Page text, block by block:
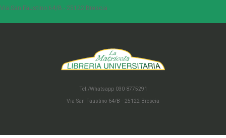
Via San Faustino 64/B - 25122 Brescia
Tel./Whatsapp 030 8775291
Via San Faustino 64/B - 25122 Brescia